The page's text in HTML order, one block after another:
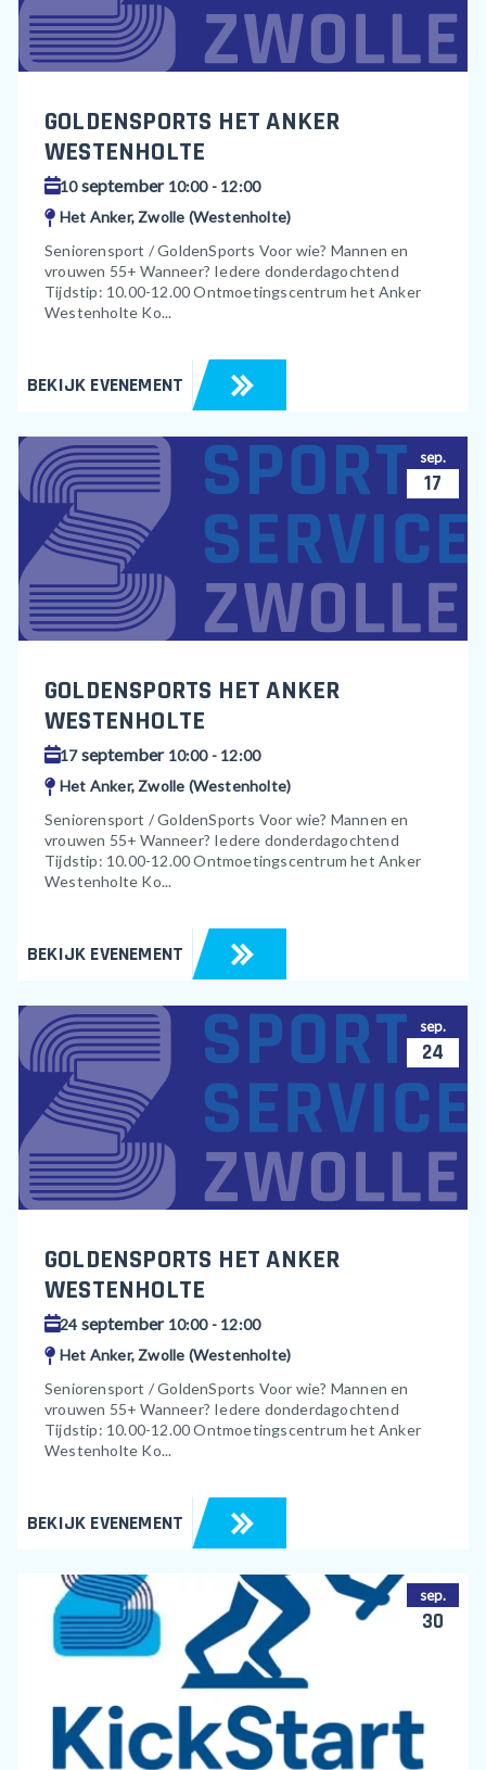
GOLDENSPORTS HET ANKER
WESTENHOLTE
10september10:00 - 12:00
Het Anker, Zwolle (Westenholte)
Seniorensport / GoldenSports Voor wie? Mannen en
vrouwen 55+ Wanneer? Iedere donderdagochtend
Tijdstip: 10.00-12.00 Ontmoetingscentrum het Anker
Westenholte Ko...
BEKIJK EVENEMENT
sep.
17
GOLDENSPORTS HET ANKER
WESTENHOLTE
17september10:00 - 12:00
Het Anker, Zwolle (Westenholte)
Seniorensport / GoldenSports Voor wie? Mannen en
vrouwen 55+ Wanneer? Iedere donderdagochtend
Tijdstip: 10.00-12.00 Ontmoetingscentrum het Anker
Westenholte Ko...
BEKIJK EVENEMENT
sep.
24
GOLDENSPORTS HET ANKER
WESTENHOLTE
24 september10:00 - 12:00
Het Anker, Zwolle (Westenholte)
Seniorensport / GoldenSports Voor wie? Mannen en
vrouwen 55+ Wanneer? Iedere donderdagochtend
Tijdstip: 10.00-12.00 Ontmoetingscentrum het Anker
Westenholte Ko...
BEKIJK EVENEMENT
sep.
30